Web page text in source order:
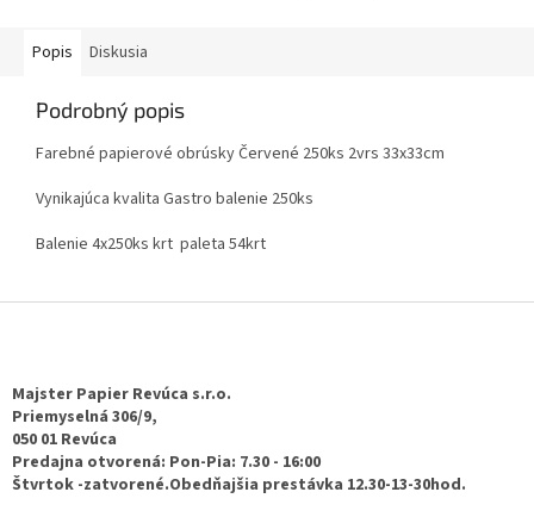
Popis Diskusia
Podrobný popis
Farebné papierové obrúsky Červené 250ks 2vrs 33x33cm
Vynikajúca kvalita Gastro balenie 250ks
Balenie 4x250ks krt paleta 54krt
Majster Papier Revúca s.r.o.
Priemyselná 306/9,
050 01 Revúca
Predajna otvorená: Pon-Pia: 7.30 - 16:00
Štvrtok -zatvorené.Obedňajšia prestávka 12.30-13-30hod.